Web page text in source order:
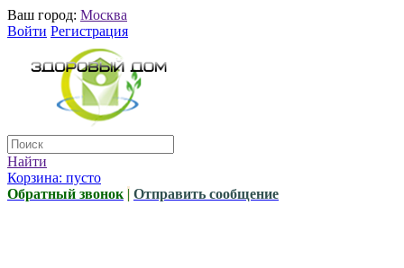
Ваш город: Москва
Войти Регистрация
Найти
Корзина: пусто
Обратный звонок | Отправить сообщение